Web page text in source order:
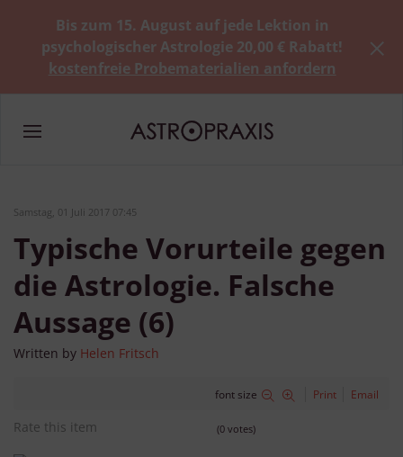
Bis zum 15. August auf jede Lektion in
psychologischer Astrologie 20,00 € Rabatt!
kostenfreie Probematerialien anfordern
Samstag, 01 Juli 2017 07:45
Typische Vorurteile gegen
die Astrologie. Falsche
Aussage (6)
Written by Helen Fritsch
font size Print Email
Rate this item (0 votes)